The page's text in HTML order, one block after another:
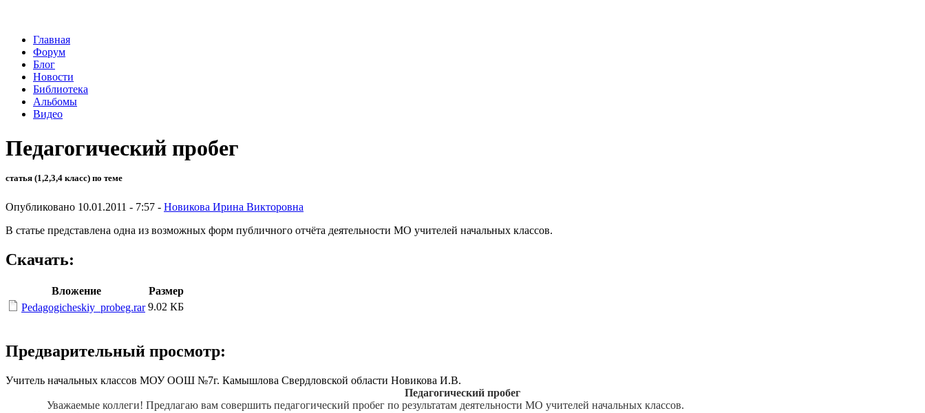
Главная
Форум
Блог
Новости
Библиотека
Альбомы
Видео
Педагогический пробег
статья (1,2,3,4 класс) по теме
Опубликовано 10.01.2011 - 7:57 - Новикова Ирина Викторовна
В статье представлена одна из возможных форм публичного отчёта деятельности МО учителей начальных классов.
Скачать:
Вложение
Размер
Pedagogicheskiy_probeg.rar 9.02 КБ
Предварительный просмотр:
Учитель начальных классов МОУ ООШ №7г. Камышлова Свердловской области Новикова И.В.
Педагогический пробег
Уважаемые коллеги! Предлагаю вам совершить педагогический пробег по результатам деятельности МО учителей начальных классов.